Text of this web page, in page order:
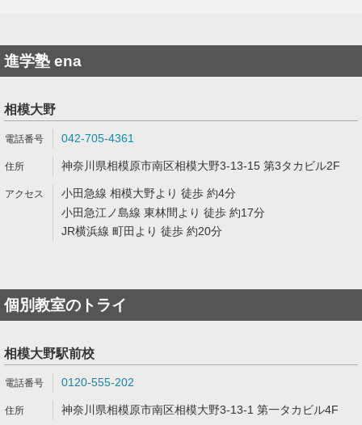
進学塾 ena
相模大野
042-705-4361
神奈川県相模原市南区相模大野3-13-15 第3タカビル2F
小田急線 相模大野より 徒歩 約4分
小田急江ノ島線 東林間より 徒歩 約17分
JR横浜線 町田より 徒歩 約20分
個別教室のトライ
相模大野駅前校
0120-555-202
神奈川県相模原市南区相模大野3-13-1 第一タカビル4F